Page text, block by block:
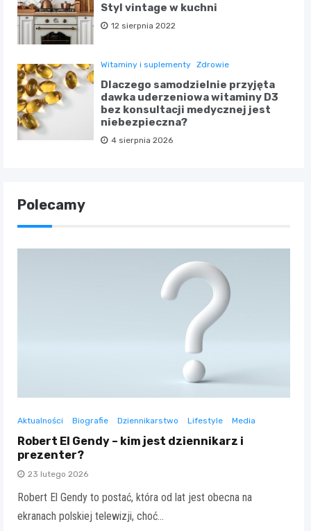
Styl vintage w kuchni
12 sierpnia 2022
Witaminy i suplementy Zdrowie
Dlaczego samodzielnie przyjęta
dawka uderzeniowa witaminy D3
bez konsultacji medycznej jest
niebezpieczna?
4 sierpnia 2026
Polecamy
Aktualności Biografie Dziennikarstwo Lifestyle Media
Robert El Gendy – kim jest dziennikarz i
prezenter?
23 lutego 2026
Robert El Gendy to postać, która od lat jest obecna na
ekranach polskiej telewizji, choć…